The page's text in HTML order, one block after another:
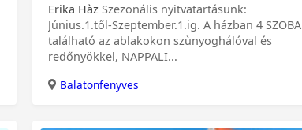
Erika Hàz
Június.1.től-Szeptember.1.ig. A házban 4 SZOBA
található az ablakokon szùnyoghálóval és
redőnyökkel, NAPPALI...
Balatonfenyves